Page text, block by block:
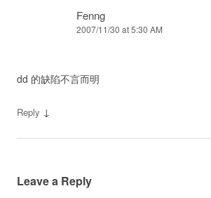
Fenng
2007/11/30 at 5:30 AM
dd 的缺陷不言而明
Reply ↓
Leave a Reply